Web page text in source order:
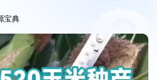
宝典